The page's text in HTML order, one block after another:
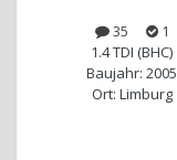
35
1
1.4 TDI (BHC)
Baujahr: 2005
Ort: Limburg